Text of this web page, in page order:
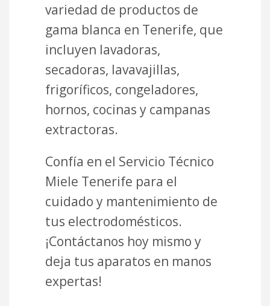
variedad de productos de
gama blanca en Tenerife, que
incluyen lavadoras,
secadoras, lavavajillas,
frigoríficos, congeladores,
hornos, cocinas y campanas
extractoras.
Confía en el Servicio Técnico
Miele Tenerife para el
cuidado y mantenimiento de
tus electrodomésticos.
¡Contáctanos hoy mismo y
deja tus aparatos en manos
expertas!